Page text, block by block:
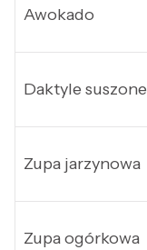
Awokado
Daktyle suszone
Zupa jarzynowa
Zupa ogórkowa